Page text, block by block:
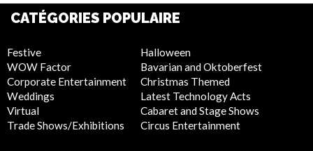
CATÉGORIES POPULAIRE
Festive
WOW Factor
Corporate Entertainment
Weddings
Virtual
Trade Shows/Exhibitions
Halloween
Bavarian and Oktoberfest
Christmas Themed
Latest Technology Acts
Cabaret and Stage Shows
Circus Entertainment